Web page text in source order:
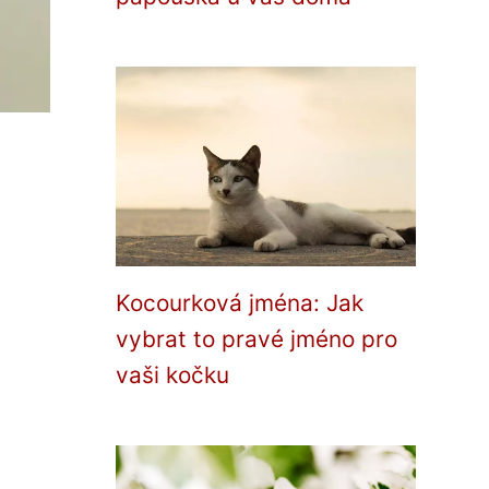
Kocourková jména: Jak
vybrat to pravé jméno pro
vaši kočku